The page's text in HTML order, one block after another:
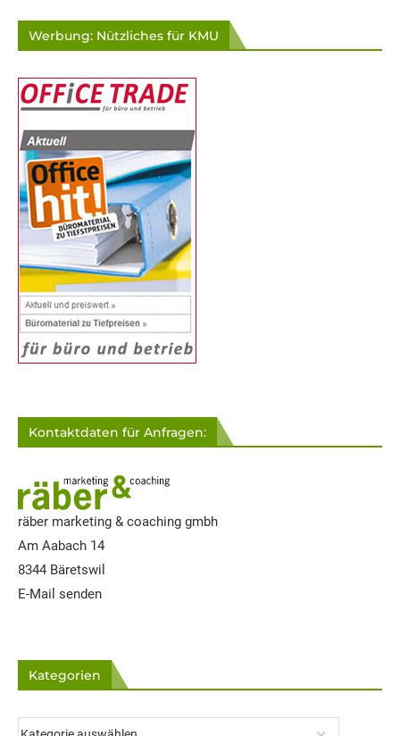
Werbung: Nützliches für KMU
Kontaktdaten für Anfragen:
räber marketing & coaching gmbh
Am Aabach 14
8344 Bäretswil
E-Mail senden
Kategorien